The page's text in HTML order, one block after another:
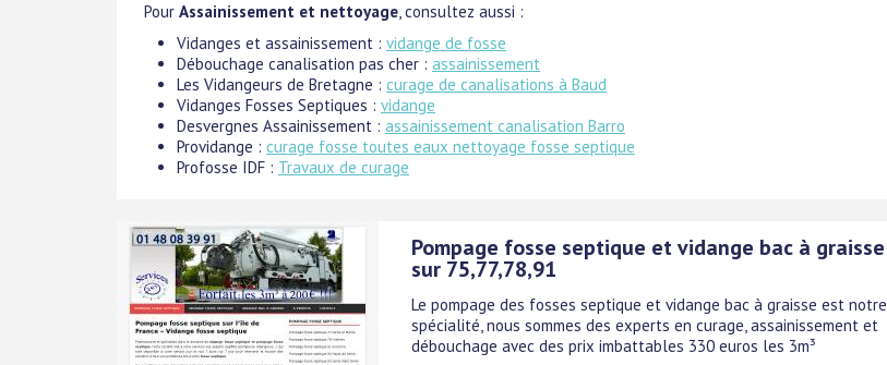
Pour Assainissement et nettoyage, consultez aussi :
Vidanges et assainissement : vidange de fosse
Débouchage canalisation pas cher : assainissement
Les Vidangeurs de Bretagne : curage de canalisations à Baud
Vidanges Fosses Septiques : vidange
Desvergnes Assainissement : assainissement canalisation Barro
Providange : curage fosse toutes eaux nettoyage fosse septique
Profosse IDF : Travaux de curage
Pompage fosse septique et vidange bac à graisse
sur 75,77,78,91
Le pompage des fosses septique et vidange bac à graisse est notre
spécialité, nous sommes des experts en curage, assainissement et
débouchage avec des prix imbattables 330 euros les 3m³